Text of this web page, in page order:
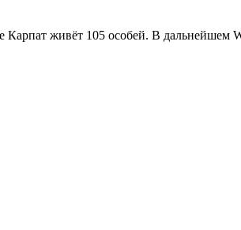
Карпат живёт 105 особей. В дальнейшем